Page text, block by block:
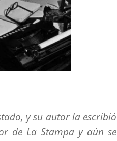
, y su autor la escribió
de La Stampa y aún se